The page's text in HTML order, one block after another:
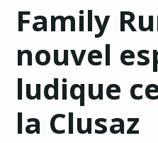
Family
nouvel
ludique
la Clusaz